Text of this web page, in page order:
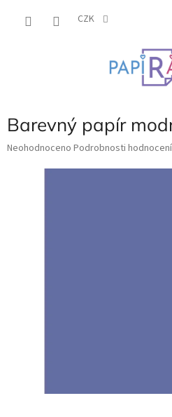
CZK
Barevný papír
Průměrné
Neohodnoceno Podrobnosti hodnocení